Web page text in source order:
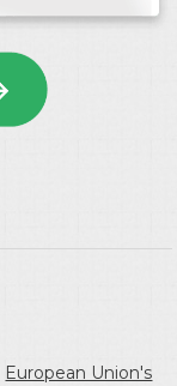
European Union's